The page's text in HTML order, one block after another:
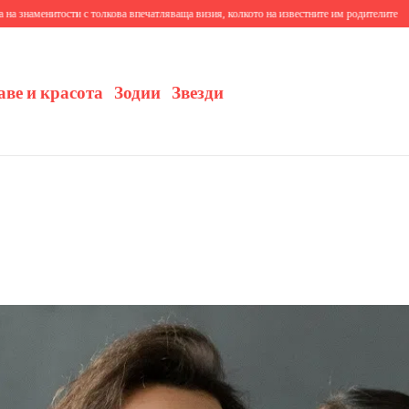
толкова впечатляваща визия, колкото на известните им родителите 10+ тревожни
и красота Зодии Звезди